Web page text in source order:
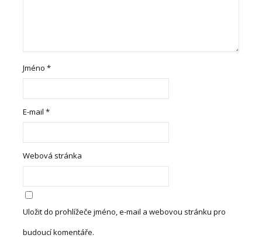
Jméno*
E-mail*
Webová stránka
Uložit do prohlížeče jméno, e-mail a webovou stránku pro
budoucí komentáře.